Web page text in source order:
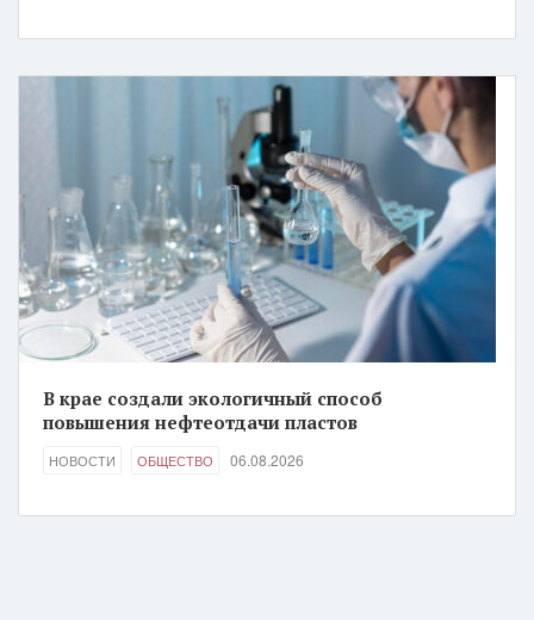
В крае создали экологичный способ
повышения нефтеотдачи пластов
НОВОСТИ ОБЩЕСТВО 06.08.2026